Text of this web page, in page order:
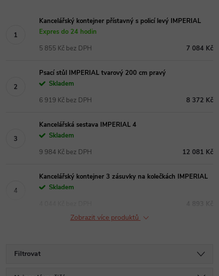
Kancelářský kontejner přístavný s policí levý IMPERIAL
Expres do 24 hodin
7 084 Kč
5 855 Kč bez DPH
Psací stůl IMPERIAL tvarový 200 cm pravý
Skladem
8 372 Kč
6 919 Kč bez DPH
Kancelářská sestava IMPERIAL 4
Skladem
12 081 Kč
9 984 Kč bez DPH
Kancelářský kontejner 3 zásuvky na kolečkách IMPERIAL
Skladem
Zobrazit více produktů
Filtrovat